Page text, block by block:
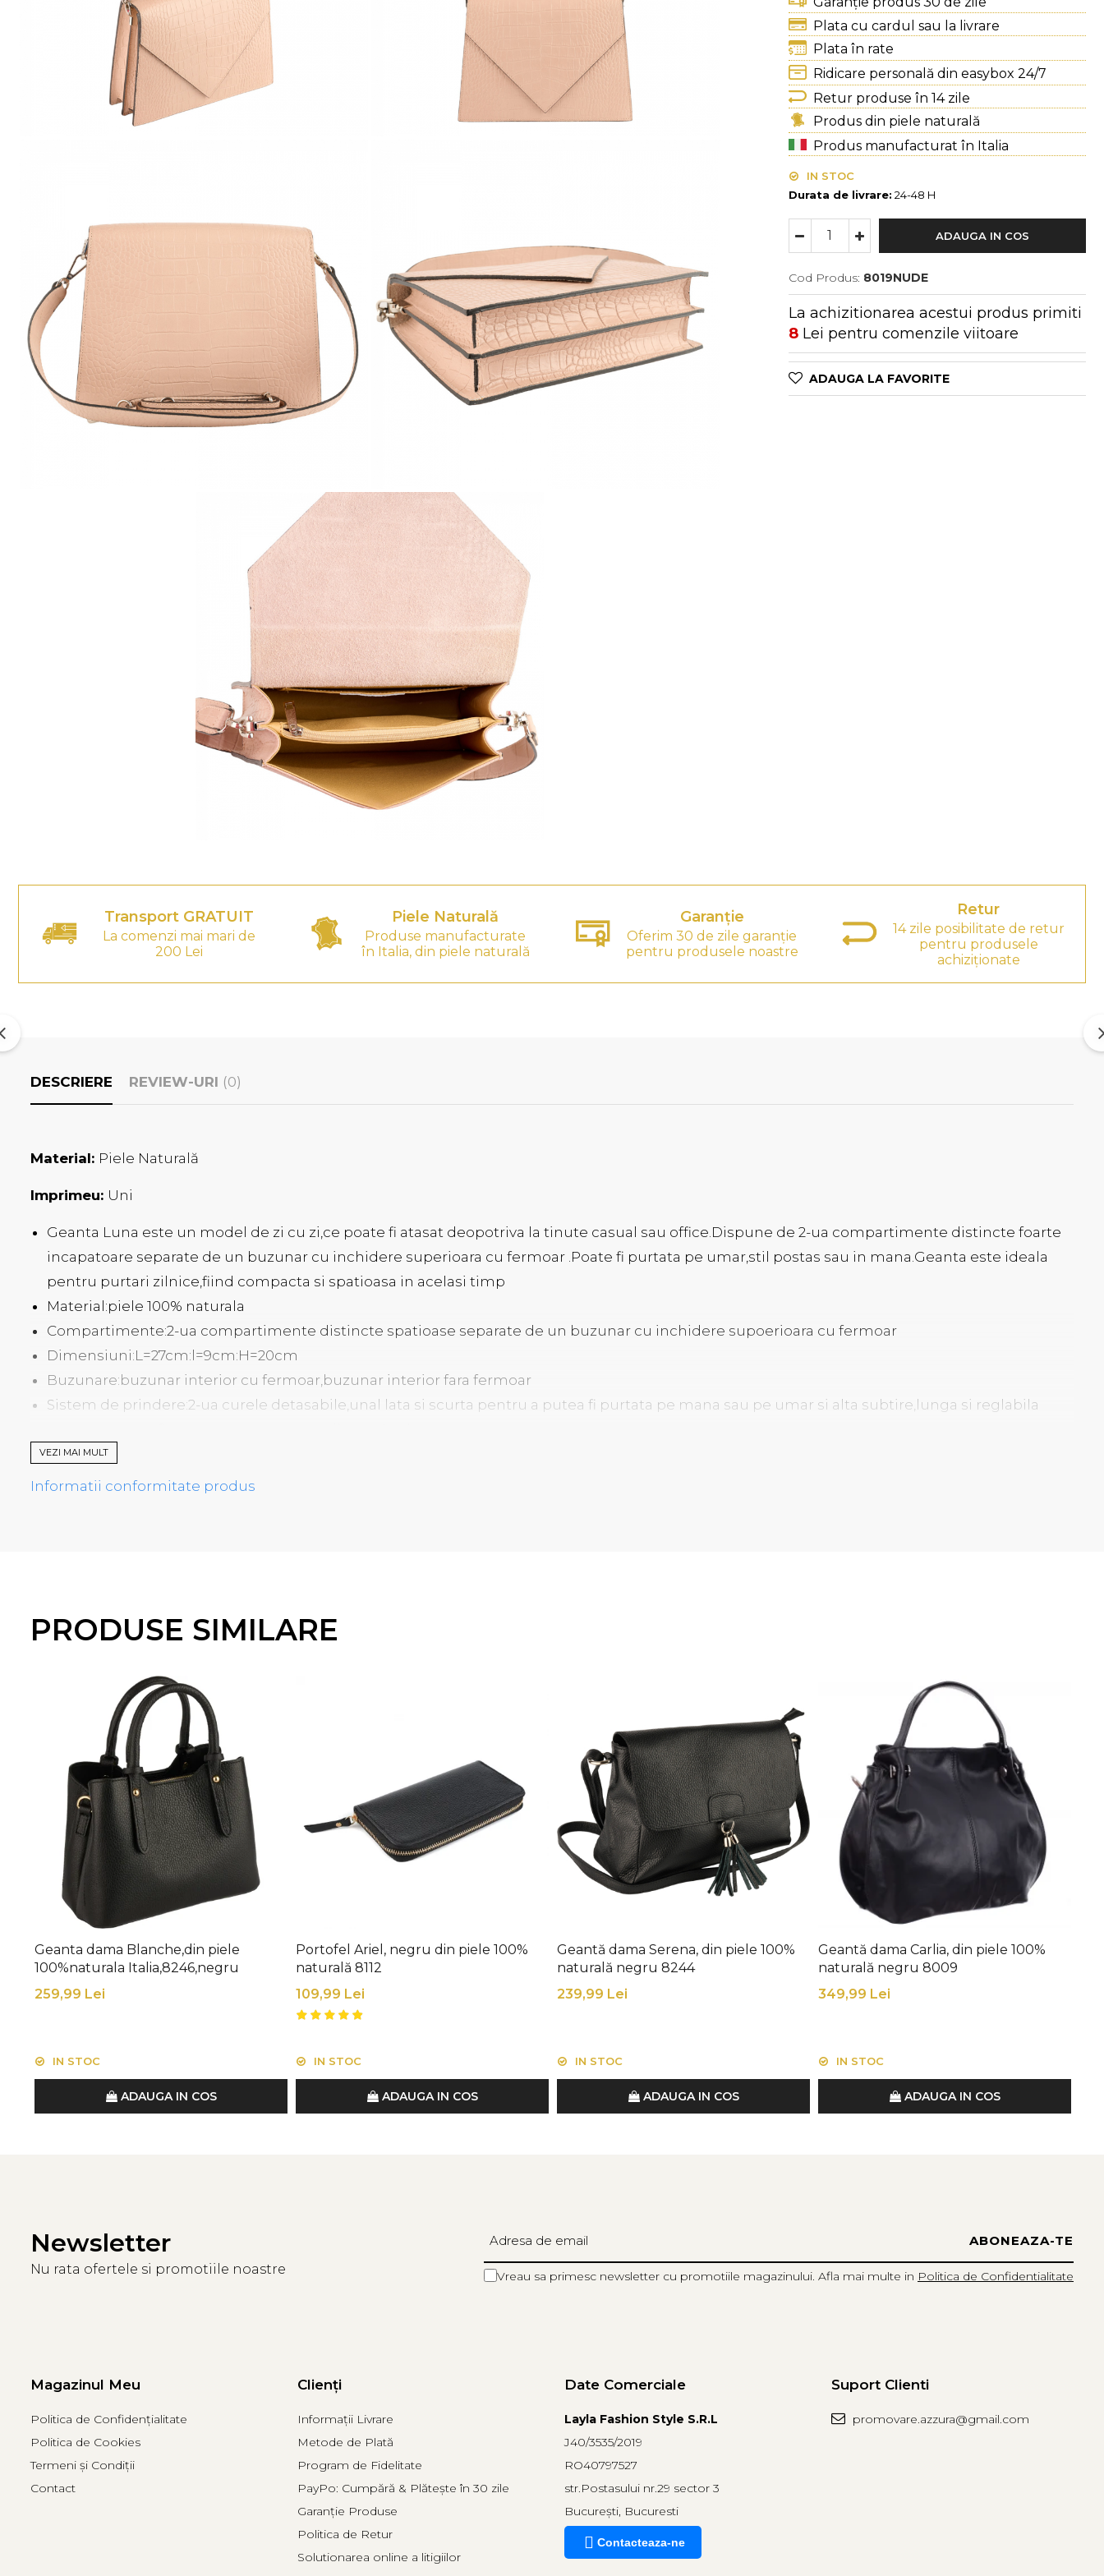
Genți Coniac
Genți Corai
Genți Crem
Genți Galbene
Genți Gri
Genți Maro
Genți Multicolore
Genți Negre
Genți Nude
Plata cu cardul sau la livrare
Plata în rate
Ridicare personală din easybox 24/7
Retur produse în 14 zile
Produs din piele naturală
Produs manufacturat în Italia
IN STOC
Durata de livrare: 24-48 H
ADAUGA IN COS
Cod Produs: 8019NUDE
La achizitionarea acestui produs primiti
8 Lei pentru comenzile viitoare
ADAUGA LA FAVORITE
Transport GRATUIT
La comenzi mai mari de
200 Lei
Piele Naturală
Produse manufacturate
în Italia, din piele naturală
Garanție
Oferim 30 de zile garanție
pentru produsele noastre
Retur
14 zile posibilitate de retur
pentru produsele
achiziționate
DESCRIERE REVIEW-URI (0)
Material: Piele Naturală
Imprimeu: Uni
Geanta Luna este un model de zi cu zi,ce poate fi atasat deopotriva la tinute casual sau office.Dispune de 2-ua compartimente distincte foarte
incapatoare separate de un buzunar cu inchidere superioara cu fermoar .Poate fi purtata pe umar,stil postas sau in mana.Geanta este ideala
pentru purtari zilnice,fiind compacta si spatioasa in acelasi timp
Material:piele 100% naturala
Compartimente:2-ua compartimente distincte spatioase separate de un buzunar cu inchidere supoerioara cu fermoar
Dimensiuni:L=27cm:l=9cm:H=20cm
Buzunare:buzunar interior cu fermoar,buzunar interior fara fermoar
Sistem de prindere:2-ua curele detasabile,unal lata si scurta pentru a putea fi purtata pe mana sau pe umar si alta subtire,lunga si reglabila
Sistem de inchidere:clapa prevazuta cu capsa metalica
Produs lucrat manual in Italia din materiale de calitate superioara
VEZI MAI MULT
Informatii conformitate produs
PRODUSE SIMILARE
Geanta dama Blanche,din piele
100%naturala Italia,8246,negru
259,99 Lei
IN STOC
ADAUGA IN COS
Portofel Ariel, negru din piele 100%
naturală 8112
109,99 Lei
IN STOC
ADAUGA IN COS
Geantă dama Serena, din piele 100%
naturală negru 8244
239,99 Lei
IN STOC
ADAUGA IN COS
Geantă dama Carlia, din piele 100%
naturală negru 8009
349,99 Lei
IN STOC
ADAUGA IN COS
Newsletter
Nu rata ofertele si promotiile noastre Vreau sa primesc newsletter cu promotiile magazinului. Afla mai multe in Politica de Confidentialitate
Magazinul Meu
Politica de Confidențialitate
Politica de Cookies
Termeni și Condiții
Contact
Clienți
Informații Livrare
Metode de Plată
Program de Fidelitate
PayPo: Cumpără & Plătește în 30 zile
Garanție Produse
Politica de Retur
Solutionarea online a litigiilor
Date Comerciale
Layla Fashion Style S.R.L
J40/3535/2019
RO40797527
str.Postasului nr.29 sector 3
București, Bucuresti
Contacteaza-ne
Suport Clienti
promovare.azzura@gmail.com